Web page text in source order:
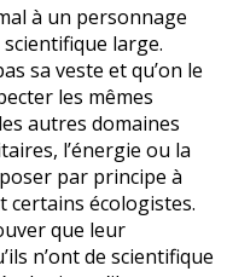
à un personnage
large.
sa veste et qu’on le
les mêmes
autres domaines
l’énergie ou la
par principe à
écologistes.
que leur
n’ont de scientifique